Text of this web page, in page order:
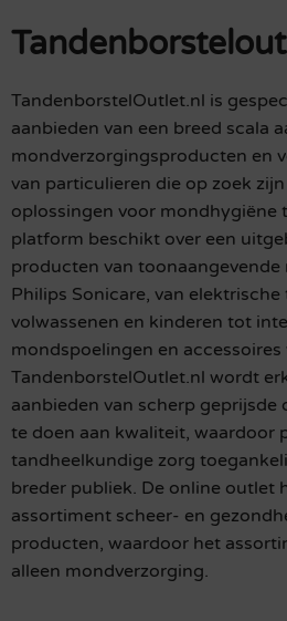
TandenborstelOutlet.nl is
aanbieden van een breed scala
mondverzorgingsproducten en
van particulieren die op zoek
oplossingen voor mondhygiëne
platform beschikt over een
producten van toonaangevende
Philips Sonicare, van
volwassenen en kinderen tot
mondspoelingen en
TandenborstelOutlet.nl wordt
aanbieden van scherp geprijsde
te doen aan kwaliteit, waardoor
tandheelkundige zorg
breder publiek. De online outlet
assortiment scheer- en
producten, waardoor het
alleen mondverzorging.